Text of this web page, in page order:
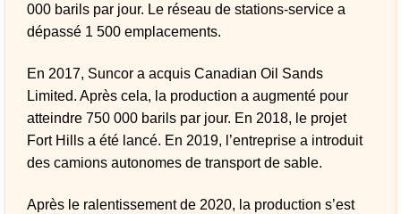
000 barils par jour. Le réseau de stations-service a
dépassé 1 500 emplacements.
En 2017, Suncor a acquis Canadian Oil Sands
Limited. Après cela, la production a augmenté pour
atteindre 750 000 barils par jour. En 2018, le projet
Fort Hills a été lancé. En 2019, l’entreprise a introduit
des camions autonomes de transport de sable.
Après le ralentissement de 2020, la production s’est